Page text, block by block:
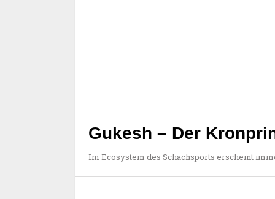
Gukesh – Der
Im Ecosystem des Schachsports erscheint